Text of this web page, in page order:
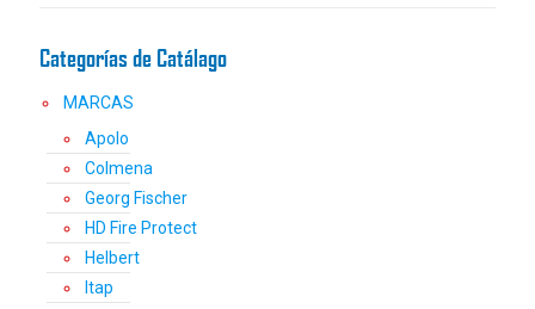
página
producto
Categorías de Catálago
MARCAS
Apolo
Colmena
Georg Fischer
HD Fire Protect
Helbert
Itap